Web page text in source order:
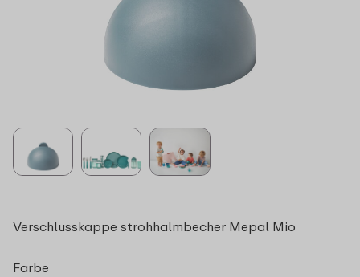
Verschlusskappe strohhalmbecher Mepal Mio
Farbe